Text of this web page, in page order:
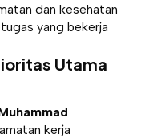
dan kesehatan
yang bekerja
Utama
kerja